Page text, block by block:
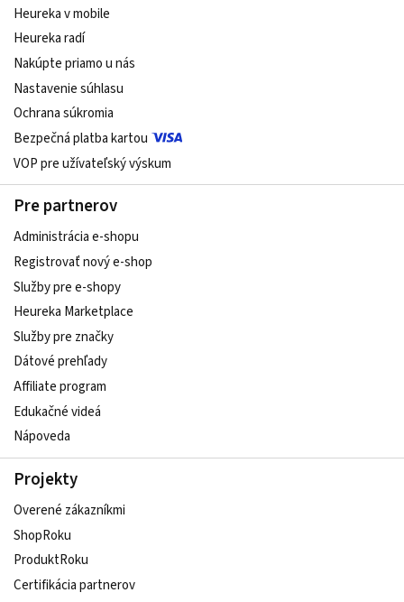
Heureka v mobile
Heureka radí
Nakúpte priamo u nás
Nastavenie súhlasu
Ochrana súkromia
Bezpečná platba kartou
VOP pre užívateľský výskum
Pre partnerov
Administrácia e-shopu
Registrovať nový e-shop
Služby pre e‑shopy
Heureka Marketplace
Služby pre značky
Dátové prehľady
Affiliate program
Edukačné videá
Nápoveda
Projekty
Overené zákazníkmi
ShopRoku
ProduktRoku
Certifikácia partnerov